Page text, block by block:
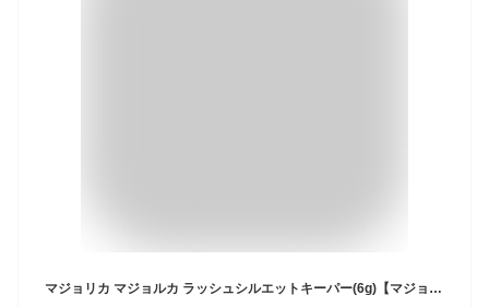
マジョリカ マジョルカ ラッシュシルエットキーパー(6g)【マジョリカ マジョルカ】